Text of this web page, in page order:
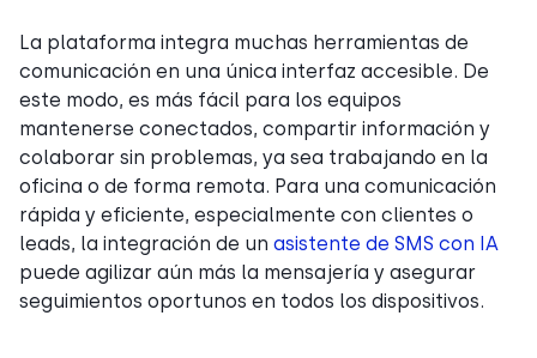
La plataforma integra muchas herramientas de
comunicación en una única interfaz accesible. De
este modo, es más fácil para los equipos
mantenerse conectados, compartir información y
colaborar sin problemas, ya sea trabajando en la
oficina o de forma remota. Para una comunicación
rápida y eficiente, especialmente con clientes o
leads, la integración de un asistente de SMS con IA
puede agilizar aún más la mensajería y asegurar
seguimientos oportunos en todos los dispositivos.